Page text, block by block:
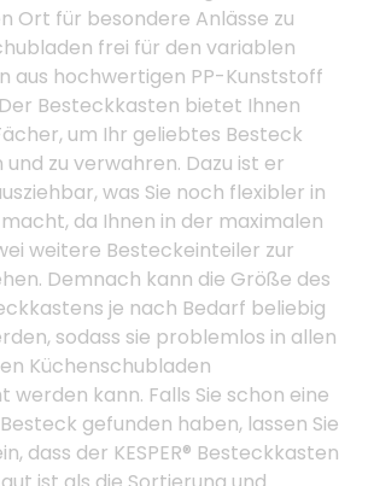
Ort für besondere Anlässe zu
frei für den variablen
aus hochwertigen PP-Kunststoff
Der Besteckkasten bietet Ihnen
um Ihr geliebtes Besteck
zu verwahren. Dazu ist er
was Sie noch flexibler in
da Ihnen in der maximalen
weitere Besteckeinteiler zur
Demnach kann die Größe des
je nach Bedarf beliebig
sodass sie problemlos in allen
Küchenschubladen
kann. Falls Sie schon eine
gefunden haben, lassen Sie
dass der KESPER® Besteckkasten